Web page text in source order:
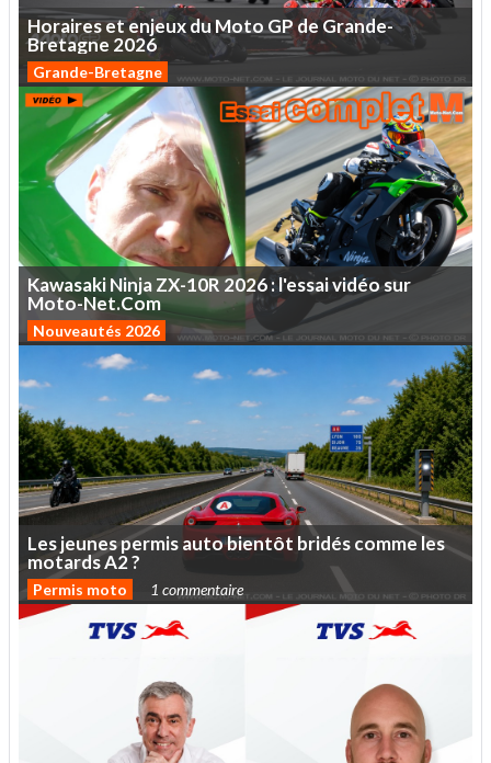
HorairesetenjeuxduMotoGPdeGrande-
Bretagne 2026
Grande-Bretagne
KawasakiNinjaZX-10R 2026:l'essaividéosur
Moto-Net.Com
Nouveautés 2026
Lesjeunespermisautobientôt bridéscommeles
motardsA2?
Permis moto 1 commentaire